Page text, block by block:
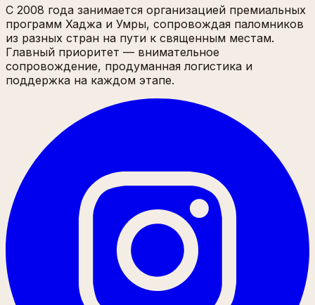
С 2008 года занимается организацией премиальных
программ Хаджа и Умры, сопровождая паломников
из разных стран на пути к священным местам.
Главный приоритет — внимательное
сопровождение, продуманная логистика и
поддержка на каждом этапе.